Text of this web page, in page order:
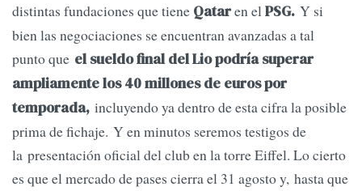
distintas fundaciones que tiene Qataren elPSG. Y si
bien las negociaciones se encuentran avanzadas a tal
punto que el sueldo final del Lio podría superar
ampliamente los 40 millones de euros por
temporada, incluyendo ya dentro de esta cifra la posible
prima de fichaje. Y en minutos seremos testigos de
la presentación oficial del club en la torre Eiffel. Lo cierto
es que el mercado de pases cierra el 31 agosto y, hasta que